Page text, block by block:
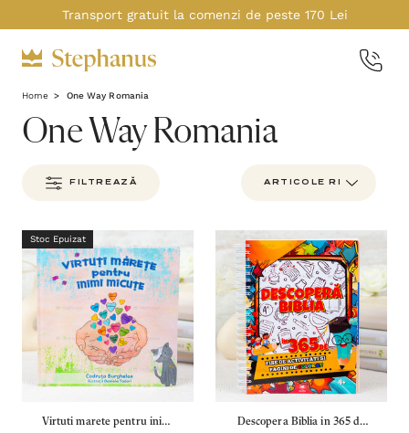
Transport gratuit la comenzi de peste 170 Lei
Home One Way Romania
One Way Romania
FILTREAZĂ
Stoc Epuizat
Virtuti marete pentru inimi
Descopera Biblia in 365 de